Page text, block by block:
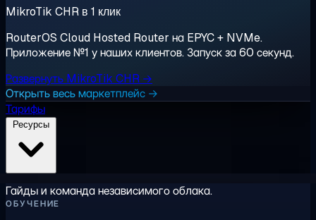
MikroTik CHR в 1 клик
RouterOS Cloud Hosted Router на EPYC + NVMe.
Приложение №1 у наших клиентов. Запуск за 60 секунд.
Развернуть MikroTik CHR →
Открыть весь маркетплейс →
Тарифы
Гайды и команда независимого облака.
ОБУЧЕНИЕ